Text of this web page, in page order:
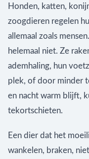
Honden, katten,
zoogdieren regelen
allemaal zoals
helemaal niet. Ze
ademhaling, hun
plek, of door minder
en nacht warm blijft,
tekortschieten.
Een dier dat het
wankelen, braken,